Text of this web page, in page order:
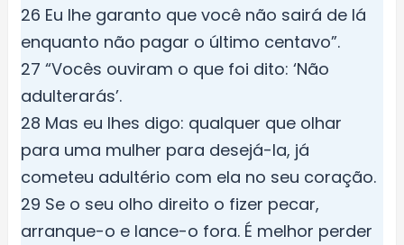
26 Eu lhe garanto que você não sairá de lá
enquanto não pagar o último centavo”.
27 “Vocês ouviram o que foi dito: ‘Não
adulterarás’.
28 Mas eu lhes digo: qualquer que olhar
para uma mulher para desejá-la, já
cometeu adultério com ela no seu coração.
29 Se o seu olho direito o fizer pecar,
arranque-o e lance-o fora. É melhor perder